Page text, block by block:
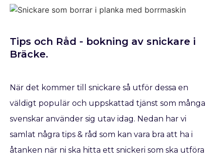
Tips och Råd - bokning av snickare​ i
Bräcke.
När det kommer till snickare så utför dessa en
väldigt populär och uppskattad tjänst som många
svenskar använder sig utav idag. Nedan har vi
samlat några tips & råd som kan vara bra att ha i
åtanken när ni ska hitta ett snickeri som ska utföra